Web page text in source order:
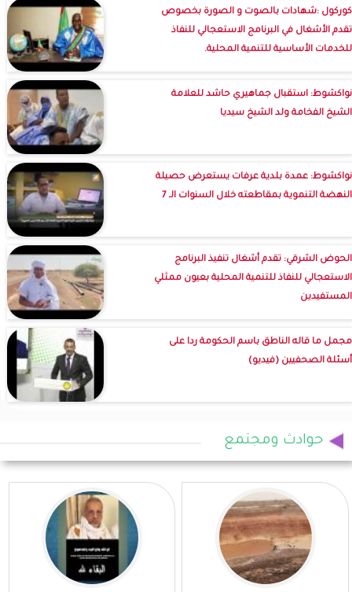
كوركول :شهادات بالصوت و الصورة بخصوص
تقدم الأشغال في البرنامج الاستعجالي للنفاذ
للخدمات الأساسية للتنمية المحلية.
نواكشوط: استقبال جماهيري حاشد للعلامة
الشيخ الفخامة ولد الشيخ سيديا
نواكشوط: عمدة بلدية عرفات يستعرض حصيلة
النهضة التنموية بمقاطعته خلال السنوات الـ 7
الحوض الشرقي: تقدم أشغال تنفيذ البرنامج
الاستعجالي للنفاذ للتنمية المحلية بعيون ممثلي
المستفيدين
مجمل ما قاله الناطق باسم الحكومة ردا على
أسئلة الصحفيين (فيديو)
حوادث ومجتمع